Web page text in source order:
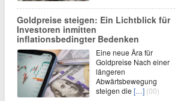
Goldpreise steigen: Ein Lichtblick für
Investoren inmitten
inflationsbedingter Bedenken
Eine neue Ära für
Goldpreise Nach einer
längeren
Abwärtsbewegung
steigen die […] (00)